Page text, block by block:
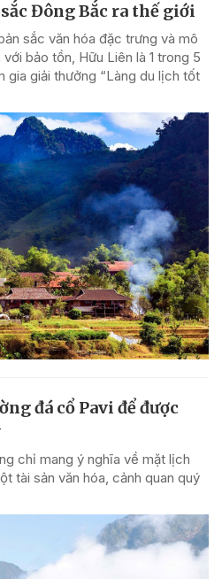
Đông Bắc ra thế giới
sắc văn hóa đặc trưng và mô
bảo tồn, Hữu Liên là 1 trong 5
gia giải thưởng “Làng du lịch tốt
đá cổ Pavi để được
chỉ mang ý nghĩa về mặt lịch
tài sản văn hóa, cảnh quan quý